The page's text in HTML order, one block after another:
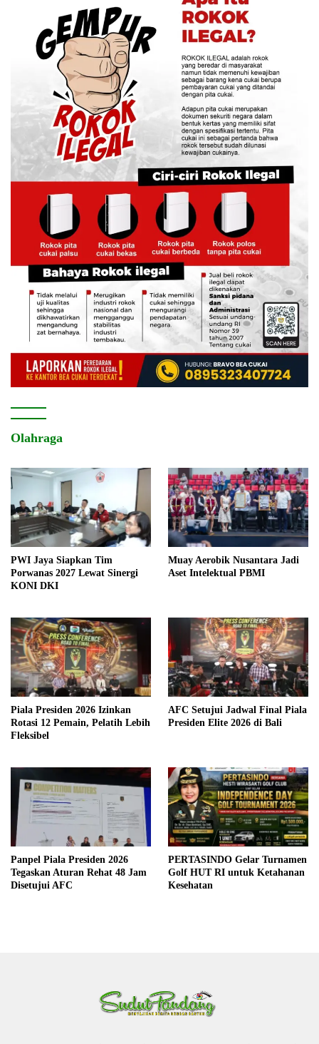
Olahraga
PWI Jaya Siapkan Tim
Porwanas 2027 Lewat Sinergi
KONI DKI
Muay Aerobik Nusantara Jadi
Aset Intelektual PBMI
Piala Presiden 2026 Izinkan
Rotasi 12 Pemain, Pelatih Lebih
Fleksibel
AFC Setujui Jadwal Final Piala
Presiden Elite 2026 di Bali
Panpel Piala Presiden 2026
Tegaskan Aturan Rehat 48 Jam
Disetujui AFC
PERTASINDO Gelar Turnamen
Golf HUT RI untuk Ketahanan
Kesehatan